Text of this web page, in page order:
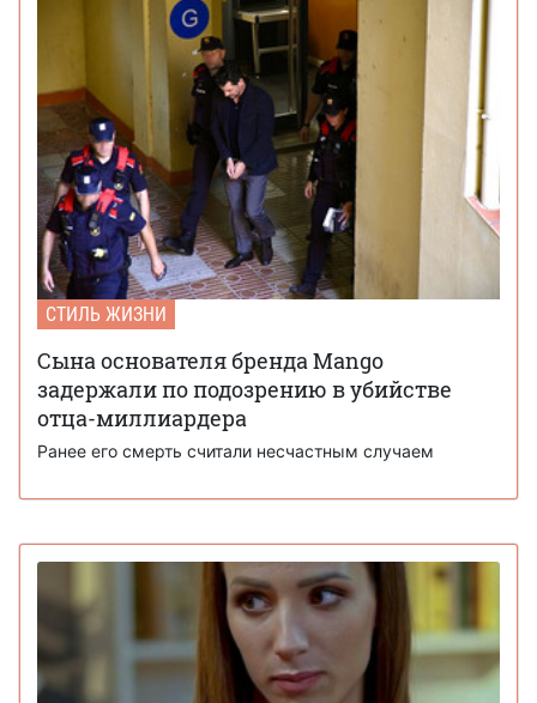
СТИЛЬ ЖИЗНИ
Сына основателя бренда Mango
задержали по подозрению в убийстве
отца-миллиардера
Ранее его смерть считали несчастным случаем